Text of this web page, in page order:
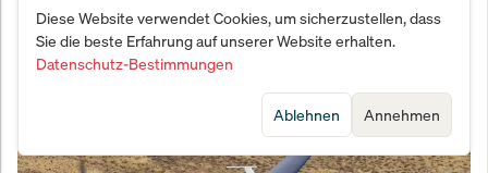
Diese Website verwendet Cookies, um sicherzustellen, dass
Sie die beste Erfahrung auf unserer Website erhalten.
Datenschutz-Bestimmungen
Annehmen
Ablehnen